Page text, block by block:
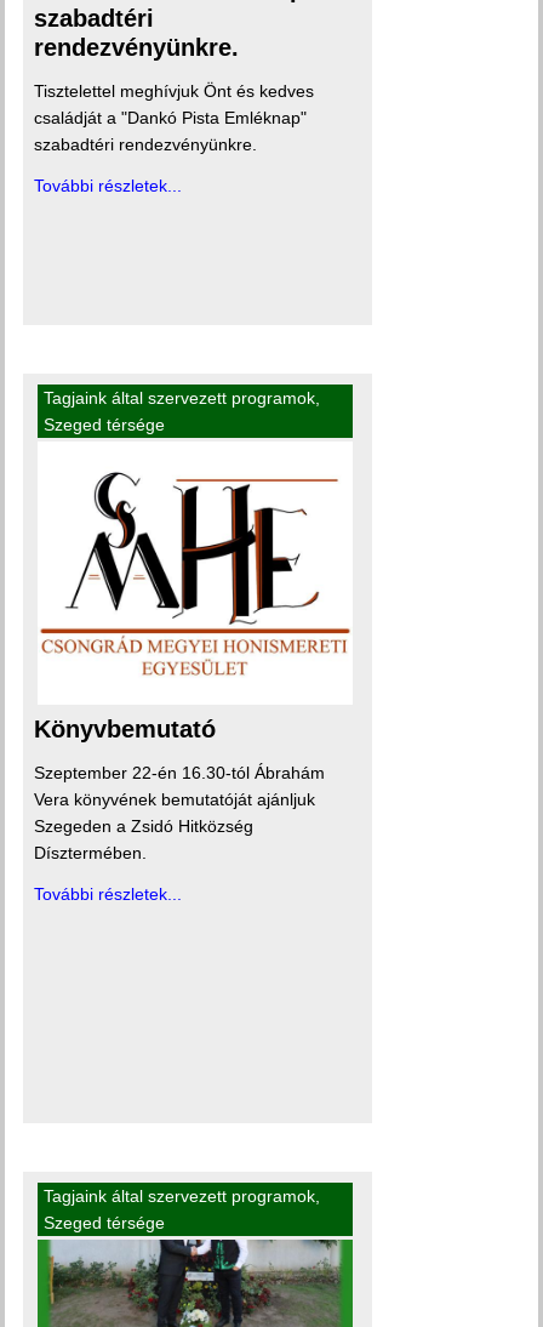
szabadtéri
rendezvényünkre.
Tisztelettel meghívjuk Önt és kedves
családját a "Dankó Pista Emléknap"
szabadtéri rendezvényünkre.
További részletek...
Tagjaink által szervezett programok
Szeged térsége
Könyvbemutató
Szeptember 22-én 16.30-tól Ábrahám
Vera könyvének bemutatóját ajánljuk
Szegeden a Zsidó Hitközség
Dísztermében.
További részletek...
Tagjaink által szervezett programok
Szeged térsége